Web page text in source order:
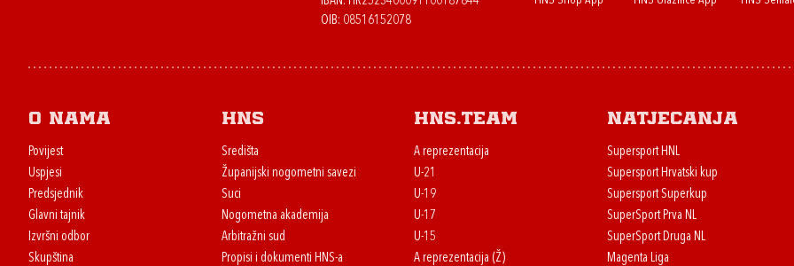
OIB: 08516152078
O nama
Povijest
Uspjesi
Predsjednik
Glavni tajnik
Izvršni odbor
Skupština
HNS
Središta
Županijski nogometni savezi
Suci
Nogometna akademija
Arbitražni sud
Propisi i dokumenti HNS-a
HNS.team
A reprezentacija
U-21
U-19
U-17
U-15
A reprezentacija (Ž)
Natjecanja
Supersport HNL
Supersport Hrvatski kup
Supersport Superkup
SuperSport Prva NL
SuperSport Druga NL
Magenta Liga